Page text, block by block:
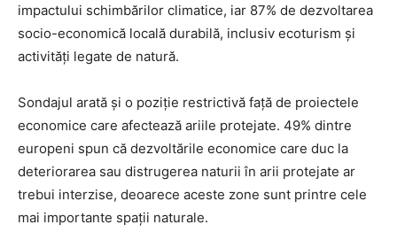
impactului schimbărilor climatice, iar 87% de dezvoltarea
socio-economică locală durabilă, inclusiv ecoturism și
activități legate de natură.
Sondajul arată și o poziție restrictivă față de proiectele
economice care afectează ariile protejate. 49% dintre
europeni spun că dezvoltările economice care duc la
deteriorarea sau distrugerea naturii în arii protejate ar
trebui interzise, deoarece aceste zone sunt printre cele
mai importante spații naturale.